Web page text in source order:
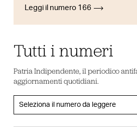
Leggi il numero 166
Tutti i numeri
Patria Indipendente, il periodico
aggiornamenti quotidiani.